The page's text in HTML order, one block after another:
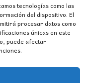
tecnologías como las
del dispositivo. El
procesar datos como
únicas en este
puede afectar